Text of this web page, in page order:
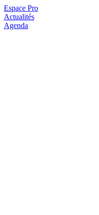
Espace Pro
Actualités
Agenda